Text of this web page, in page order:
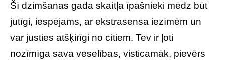
Šī dzimšanas gada skaitļa īpašnieki mēdz būt
jutīgi, iespējams, ar ekstrasensa iezīmēm un
var justies atšķirīgi no citiem. Tev ir ļoti
nozīmīga sava veselības, visticamāk, pievērs